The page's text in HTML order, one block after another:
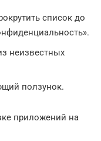
список до
неизвестных
ползунок.
приложений на